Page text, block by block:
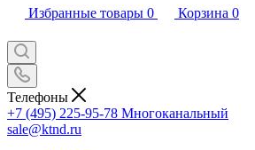
Избранные товары 0 Корзина 0
Телефоны
+7 (495) 225-95-78 Многоканальный
sale@ktnd.ru